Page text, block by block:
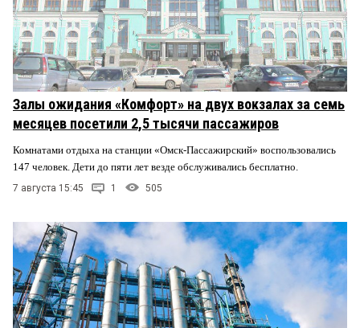
Залы ожидания «Комфорт» на двух вокзалах за семь
месяцев посетили 2,5 тысячи пассажиров
Комнатами отдыха на станции «Омск-Пассажирский» воспользовались
147 человек. Дети до пяти лет везде обслуживались бесплатно.
7 августа 15:45 1 505